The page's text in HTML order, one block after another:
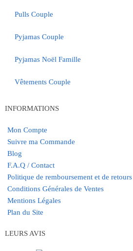
Pulls Couple
Pyjamas Couple
Pyjamas Noël Famille
Vêtements Couple
INFORMATIONS
Mon Compte
Suivre ma Commande
Blog
F.A.Q / Contact
Politique de remboursement et de retours
Conditions Générales de Ventes
Mentions Légales
Plan du Site
LEURS AVIS